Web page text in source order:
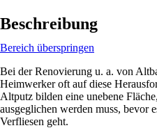
Beschreibung
Bereich überspringen
Bei der Renovierung u. a. von
Heimwerker oft auf diese
Altputz bilden eine unebene
ausgeglichen werden muss, bevor
Verfliesen geht.